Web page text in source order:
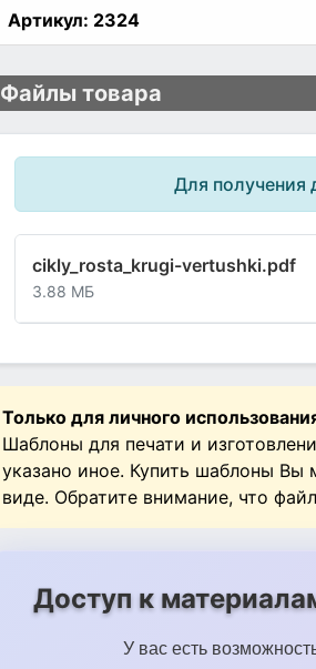
Артикул: 2324
Файлы товара
Для получения
cikly_rosta_krugi-vertushki.pdf
3.88 МБ
Только для личного
Шаблоны для печати и
указано иное. Купить шаблоны
виде. Обратите внимание, что
Доступ к
У вас есть